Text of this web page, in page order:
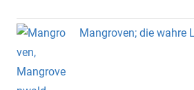
Mangroven; die wahre